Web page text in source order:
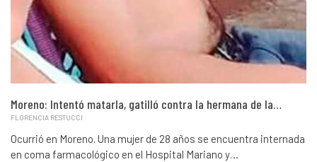
Moreno: Intentó matarla, gatilló contra la hermana de la…
FLORENCIA RESTUCCI
Ocurrió en Moreno. Una mujer de 28 años se encuentra internada
en coma farmacológico en el Hospital Mariano y…